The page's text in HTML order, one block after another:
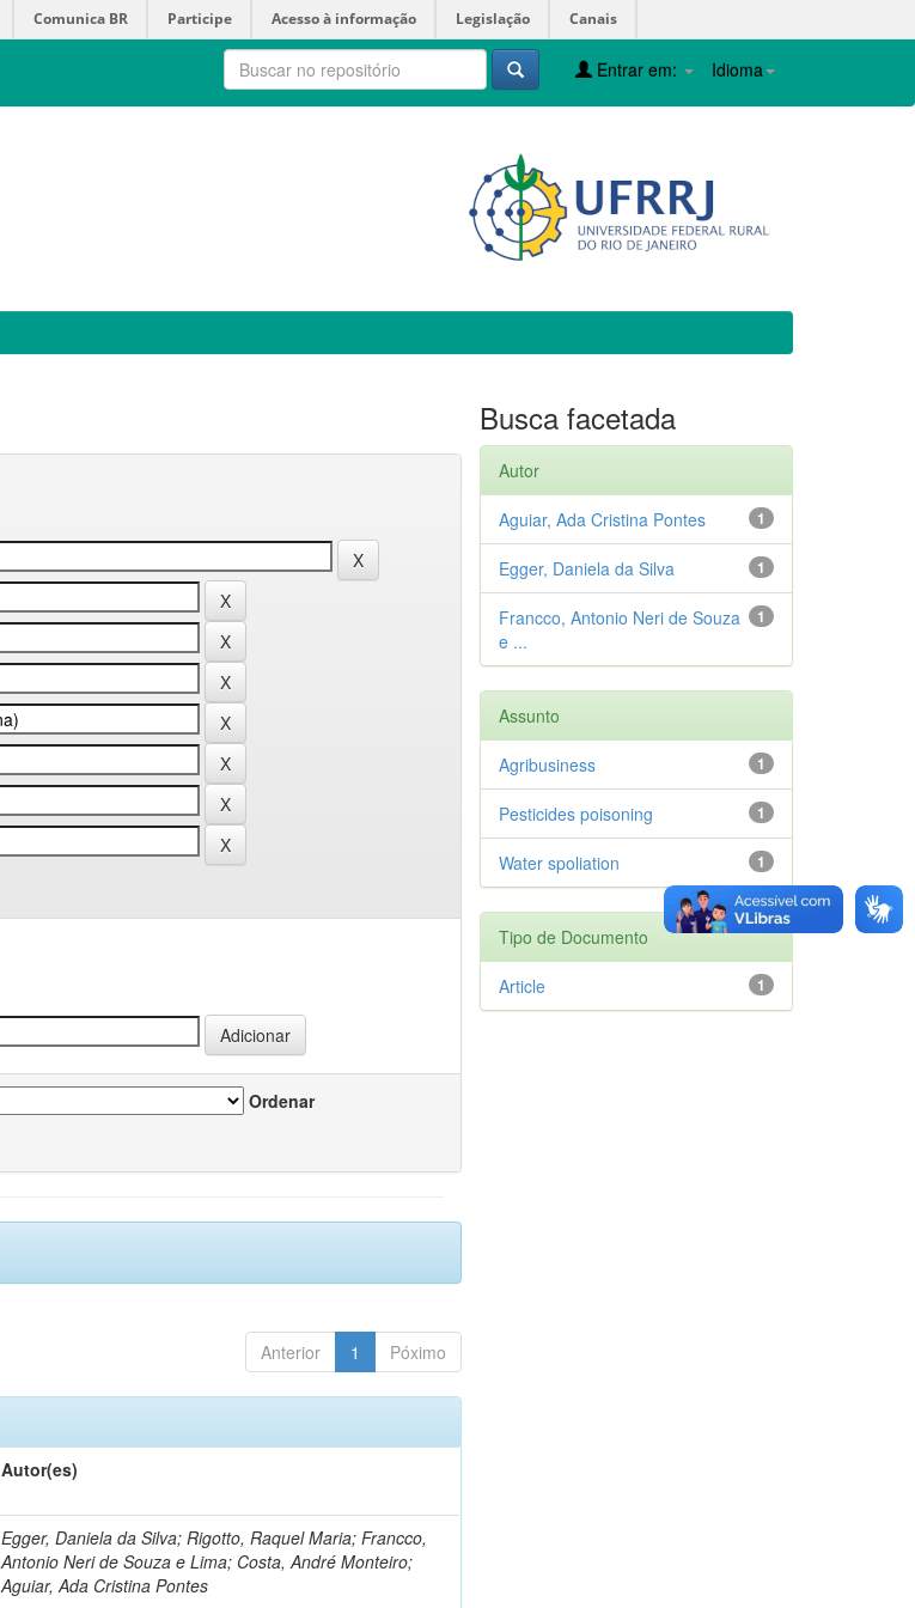
Comunica BR Participe Acesso à informação Legislação Canais
Idioma
Entrar em:
Ordenar
Anterior 1 Póximo
Autor(es)
Egger, Daniela da Silva; Rigotto, Raquel Maria; Francco,
Antonio Neri de Souza e Lima; Costa, André Monteiro;
Aguiar, Ada Cristina Pontes
Busca facetada
Autor
1
Aguiar, Ada Cristina Pontes
1
Egger, Daniela da Silva
1
Francco, Antonio Neri de Souza
e ...
Assunto
1
Agribusiness
1
Pesticides poisoning
1
Water spoliation
Tipo de Documento
1
Article